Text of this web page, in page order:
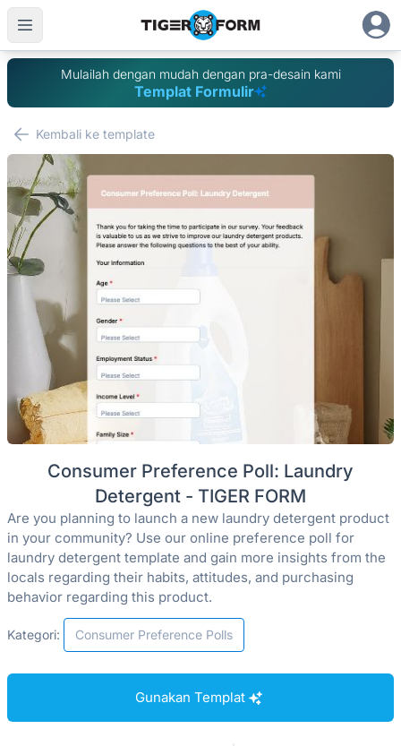
Mulailah dengan mudah dengan pra-desain kami
Templat Formulir
Kembali ke template
Consumer Preference Poll: Laundry
Detergent - TIGER FORM
Are you planning to launch a new laundry detergent product
in your community? Use our online preference poll for
laundry detergent template and gain more insights from the
locals regarding their habits, attitudes, and purchasing
behavior regarding this product.
Kategori: Consumer Preference Polls
Gunakan Templat